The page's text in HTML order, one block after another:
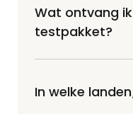
Wat ontvang
testpakket?
In welke